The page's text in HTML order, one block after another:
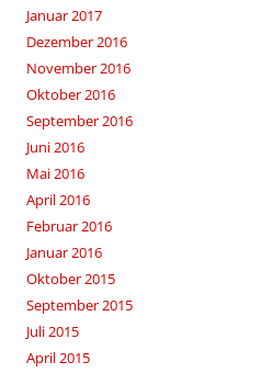
Januar 2017
Dezember 2016
November 2016
Oktober 2016
September 2016
Juni 2016
Mai 2016
April 2016
Februar 2016
Januar 2016
Oktober 2015
September 2015
Juli 2015
April 2015